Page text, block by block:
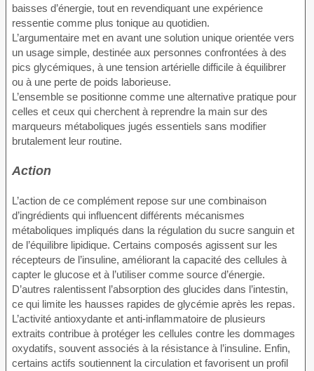
baisses d’énergie, tout en revendiquant une expérience
ressentie comme plus tonique au quotidien.
L’argumentaire met en avant une solution unique orientée vers
un usage simple, destinée aux personnes confrontées à des
pics glycémiques, à une tension artérielle difficile à équilibrer
ou à une perte de poids laborieuse.
L’ensemble se positionne comme une alternative pratique pour
celles et ceux qui cherchent à reprendre la main sur des
marqueurs métaboliques jugés essentiels sans modifier
brutalement leur routine.
Action
L’action de ce complément repose sur une combinaison
d’ingrédients qui influencent différents mécanismes
métaboliques impliqués dans la régulation du sucre sanguin et
de l’équilibre lipidique. Certains composés agissent sur les
récepteurs de l’insuline, améliorant la capacité des cellules à
capter le glucose et à l’utiliser comme source d’énergie.
D’autres ralentissent l’absorption des glucides dans l’intestin,
ce qui limite les hausses rapides de glycémie après les repas.
L’activité antioxydante et anti-inflammatoire de plusieurs
extraits contribue à protéger les cellules contre les dommages
oxydatifs, souvent associés à la résistance à l’insuline. Enfin,
certains actifs soutiennent la circulation et favorisent un profil